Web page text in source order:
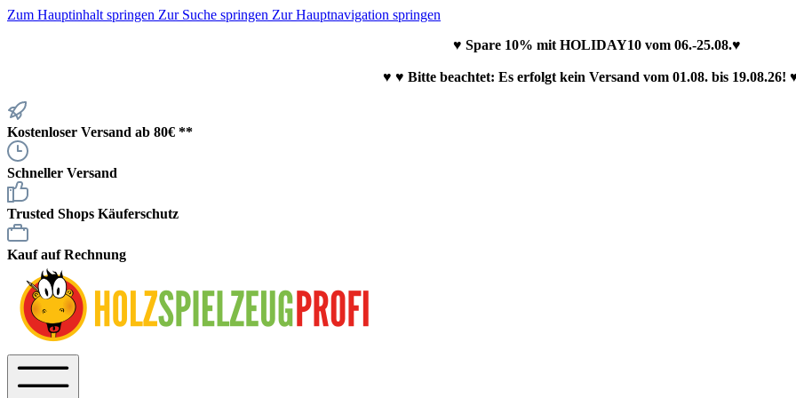
Zum Hauptinhalt springen Zur Suche springen Zur Hauptnavigation springen
♥ Spare 10% mit HOLIDAY10 vom 06.-25.08.♥
♥ ♥ Bitte beachtet: Es erfolgt kein Versand vom 01.08. bis 19.08.26!
Kostenloser Versand ab 80€ **
Schneller Versand
Trusted Shops Käuferschutz
Kauf auf Rechnung